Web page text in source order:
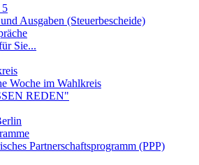
5
Ausgaben (Steuerbescheide)
Sie...
Woche im Wahlkreis
REDEN"
Partnerschaftsprogramm (PPP)